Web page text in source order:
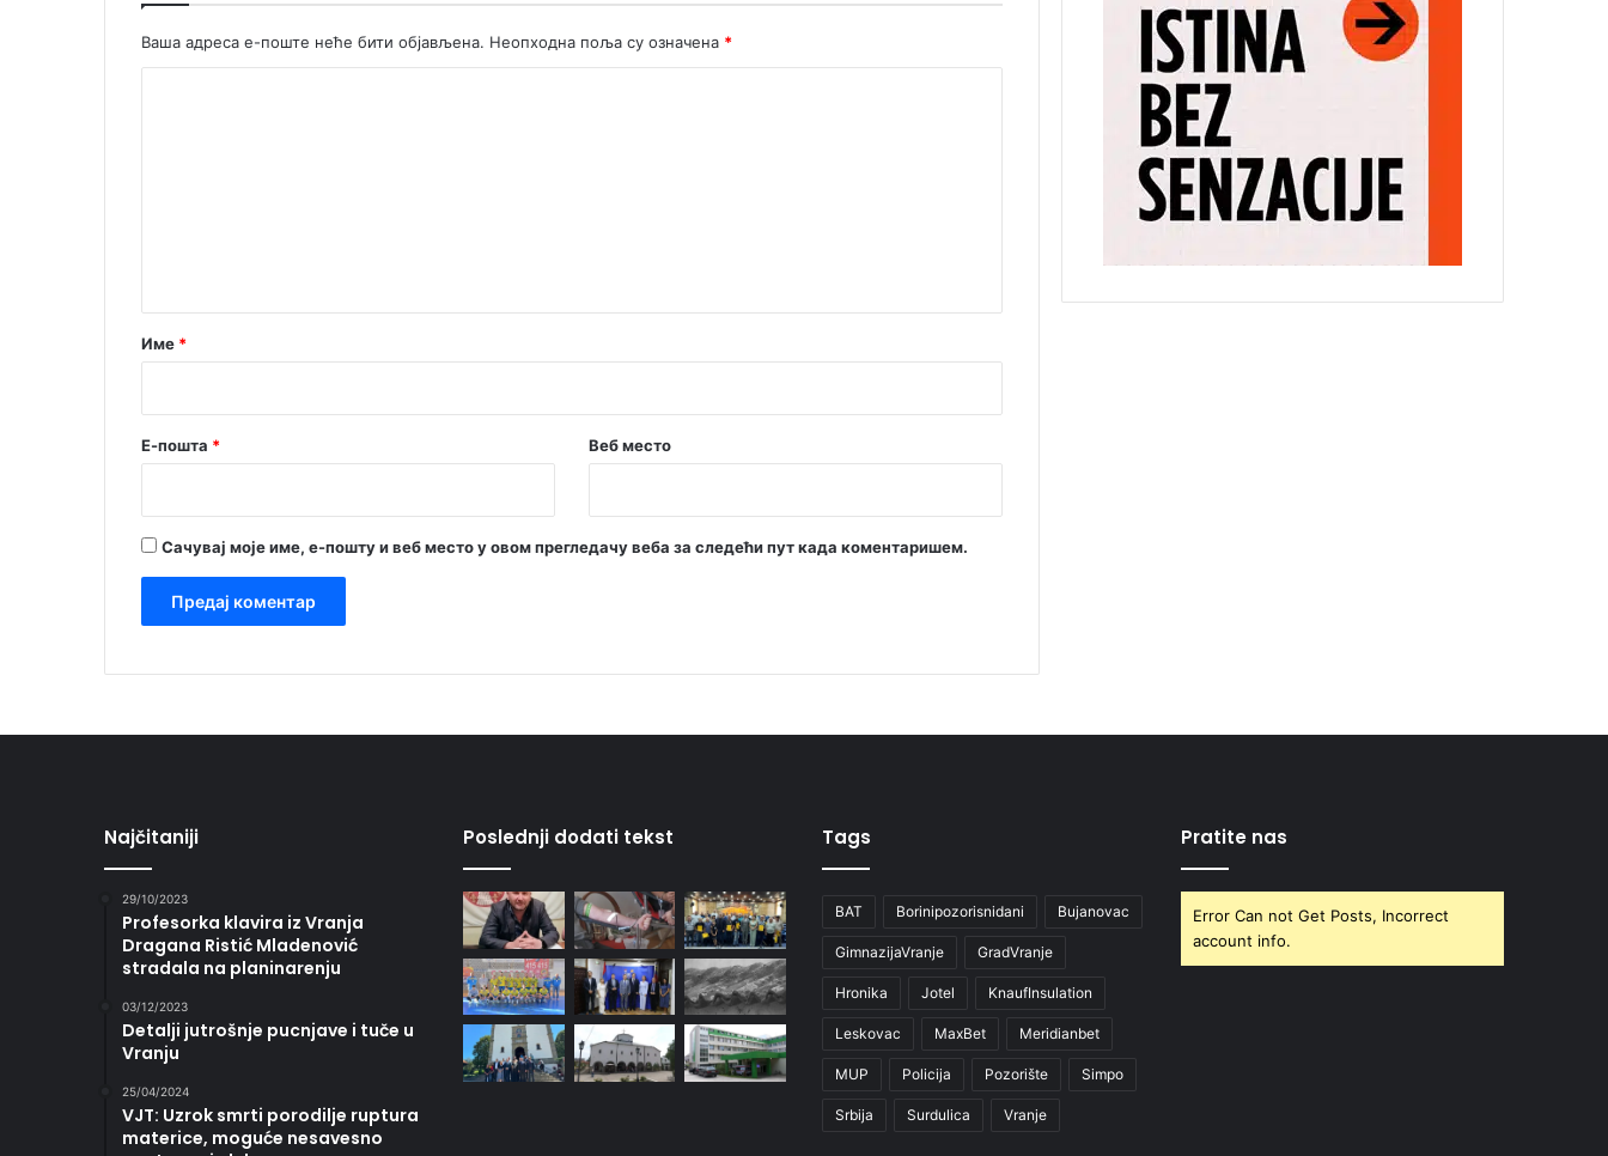
Ваша адреса е-поште неће бити објављена. Неопходна поља су означена *
р
Име *
Е-пошта * Веб место
Сачувај моје име, е-пошту и веб место у овом прегледачу веба за следећи пут када коментаришем.
Najčitaniji
29/10/2023
Profesorka klavira iz Vranja
Dragana Ristić Mladenović
stradala na planinarenju
03/12/2023
Detalji jutrošnje pucnjave i tuče u
Vranju
25/04/2024
VJT: Uzrok smrti porodilje ruptura
materice, moguće nesavesno
Poslednji dodati tekst Tags
BAT Borinipozorisnidani Bujanovac
GimnazijaVranje GradVranje
Hronika Jotel KnaufInsulation
Leskovac MaxBet Meridianbet
MUP Policija Pozorište Simpo
Srbija Surdulica Vranje
Pratite nas
Error Can not Get Posts, Incorrect
account info.